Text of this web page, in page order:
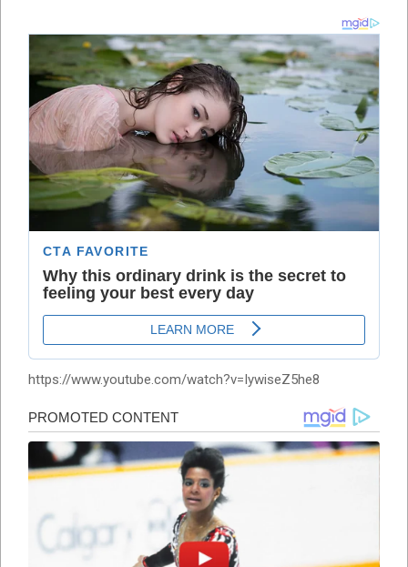
https://www.youtube.com/watch?v=IywiseZ5he8